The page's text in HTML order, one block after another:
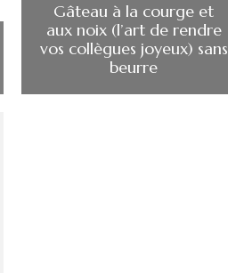
Gâteau à la courge et
aux noix (l’art de rendre
vos collègues joyeux) sans
beurre